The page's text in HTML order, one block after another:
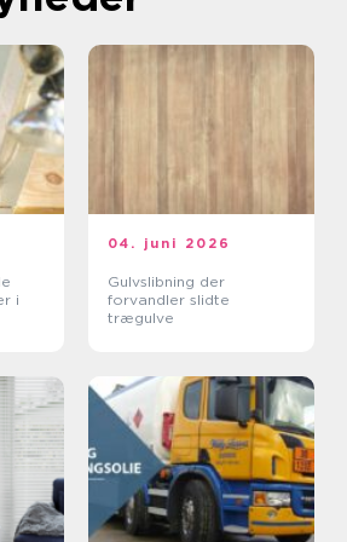
i
04. juni 2026
Gulvslibning der
forvandler slidte
trægulve